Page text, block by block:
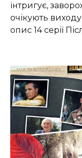
інтригує,
очікують виходу
опис 14 серії